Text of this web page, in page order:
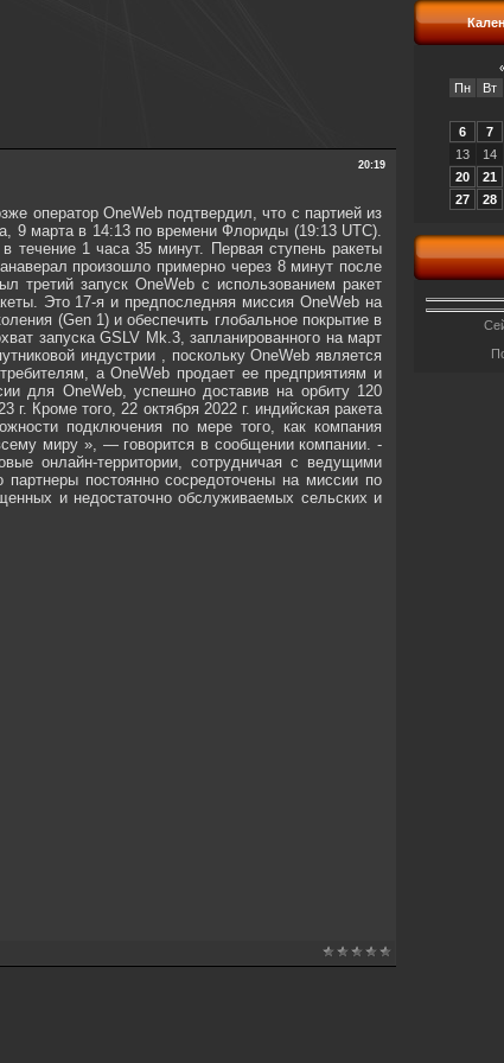
20:19
оператор OneWeb подтвердил, что с партией из
9 марта в 14:13 по времени Флориды (19:13 UTC).
течение 1 часа 35 минут. Первая ступень ракеты
произошло примерно через 8 минут после
третий запуск OneWeb с использованием ракет
Это 17-я и предпоследняя миссия OneWeb на
(Gen 1) и обеспечить глобальное покрытие в
запуска GSLV Mk.3, запланированного на март
индустрии , поскольку OneWeb является
а OneWeb продает ее предприятиям и
для OneWeb, успешно доставив на орбиту 120
Кроме того, 22 октября 2022 г. индийская ракета
подключения по мере того, как компания
миру », — говорится в сообщении компании. -
онлайн-территории, сотрудничая с ведущими
постоянно сосредоточены на миссии по
и недостаточно обслуживаемых сельских и
Пн
Вт
6
7
13
14
20
21
27
28